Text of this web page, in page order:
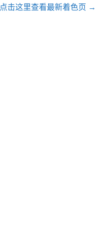
点击这里查看最新着色页 →